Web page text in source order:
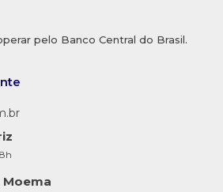
pelo Banco Central do Brasil.
Moema